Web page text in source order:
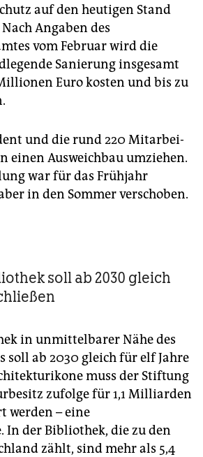
auf den heutigen Stand
Angaben des
vom Februar wird die
Sanierung insgesamt
Euro kosten und bis zu
und die rund 220 Mit­ar­bei­
einen Ausweichbau umziehen.
war für das Frühjahr
in den Sommer verschoben.
soll ab 2030 gleich
in unmittelbarer Nähe des
soll ab 2030 gleich für elf Jahre
muss der Stiftung
zufolge für 1,1 Milliarden
werden – eine
In der Bibliothek, die zu den
zählt, sind mehr als 5,4